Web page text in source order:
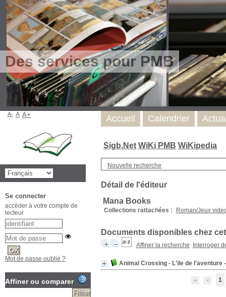
Des services pour PMB
Sigb.Net WiKi PMB WiKipedia
Nouvelle recherche
Détail de l'éditeur
Mana Books
Collections rattachées : Roman/Jeux
Documents disponibles chez
Affiner la recherche Interroger
Animal Crossing - L'ïle de l'aventure
1
Accueil Calendrier
A- A A+
Se connecter
accéder à votre compte de
lecteur
Mot de passe oublié ?
Affiner ou comparer